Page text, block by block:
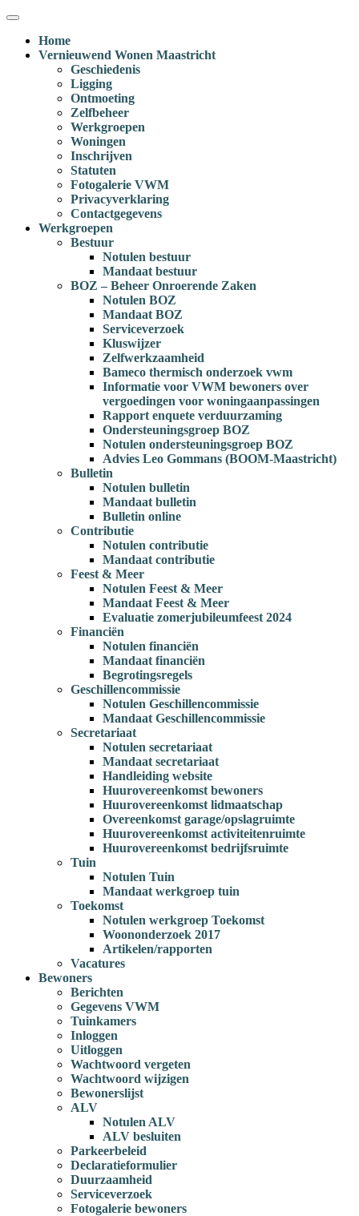
Ga
inhoud
Menu
Home
Vernieuwend Wonen Maastricht
Geschiedenis
Ligging
Ontmoeting
Zelfbeheer
Werkgroepen
Woningen
Inschrijven
Statuten
Fotogalerie VWM
Privacyverklaring
Contactgegevens
Werkgroepen
Bestuur
Notulen bestuur
Mandaat bestuur
BOZ – Beheer Onroerende Zaken
Notulen BOZ
Mandaat BOZ
Serviceverzoek
Kluswijzer
Zelfwerkzaamheid
Bameco thermisch onderzoek vwm
Informatie voor VWM bewoners over
vergoedingen voor woningaanpassingen
Rapport enquete verduurzaming
Ondersteuningsgroep BOZ
Notulen ondersteuningsgroep BOZ
Advies Leo Gommans (BOOM-Maastricht)
Bulletin
Notulen bulletin
Mandaat bulletin
Bulletin online
Contributie
Notulen contributie
Mandaat contributie
Feest & Meer
Notulen Feest & Meer
Mandaat Feest & Meer
Evaluatie zomerjubileumfeest 2024
Financiën
Notulen financiën
Mandaat financiën
Begrotingsregels
Geschillencommissie
Notulen Geschillencommissie
Mandaat Geschillencommissie
Secretariaat
Notulen secretariaat
Mandaat secretariaat
Handleiding website
Huurovereenkomst bewoners
Huurovereenkomst lidmaatschap
Overeenkomst garage/opslagruimte
Huurovereenkomst activiteitenruimte
Huurovereenkomst bedrijfsruimte
Tuin
Notulen Tuin
Mandaat werkgroep tuin
Toekomst
Notulen werkgroep Toekomst
Woononderzoek 2017
Artikelen/rapporten
Vacatures
Bewoners
Berichten
Gegevens VWM
Tuinkamers
Inloggen
Uitloggen
Wachtwoord vergeten
Wachtwoord wijzigen
Bewonerslijst
ALV
Notulen ALV
ALV besluiten
Parkeerbeleid
Declaratieformulier
Duurzaamheid
Serviceverzoek
Fotogalerie bewoners